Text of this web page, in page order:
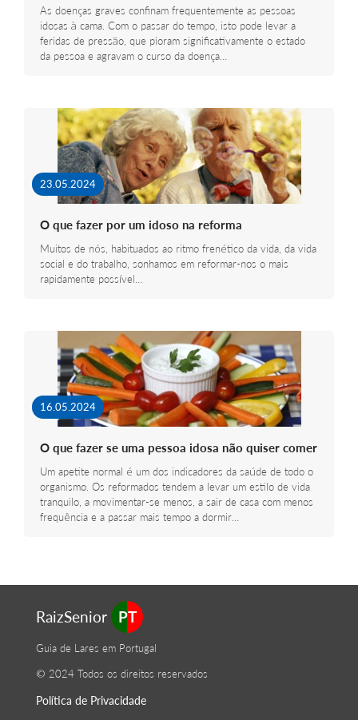
As doenças graves confinam frequentemente as pessoas
idosas à cama. Com o passar do tempo, isto pode levar a
feridas de pressão, que pioram significativamente o estado
da pessoa e agravam o curso da doença…
23.05.2024
O que fazer por um idoso na reforma
Muitos de nós, habituados ao ritmo frenético da vida, da vida
social e do trabalho, sonhamos em reformar-nos o mais
rapidamente possível…
16.05.2024
O que fazer se uma pessoa idosa não quiser comer
Um apetite normal é um dos indicadores da saúde de todo o
organismo. Os reformados tendem a levar um estilo de vida
tranquilo, a movimentar-se menos, a sair de casa com menos
frequência e a passar mais tempo a dormir…
RaizSenior PT
Guia de Lares em Portugal
© 2024 Todos os direitos reservados
Política de Privacidade